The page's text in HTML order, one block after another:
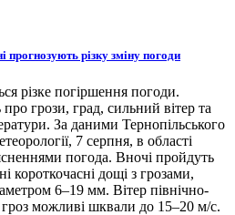
різку зміну погоди
різке погіршення погоди.
грози, град, сильний вітер та
За даними Тернопільського
7 серпня, в області
погода. Вночі пройдуть
короткочасні дощі з грозами,
6–19 мм. Вітер північно-
гроз можливі шквали до 15–20 м/с.